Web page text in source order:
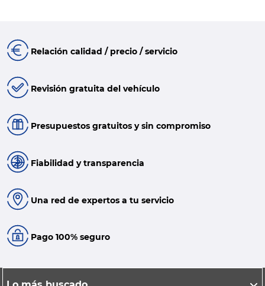
Relación calidad / precio / servicio
Revisión gratuita del vehículo
Presupuestos gratuitos y sin compromiso
Fiabilidad y transparencia
Una red de expertos a tu servicio
Pago 100% seguro